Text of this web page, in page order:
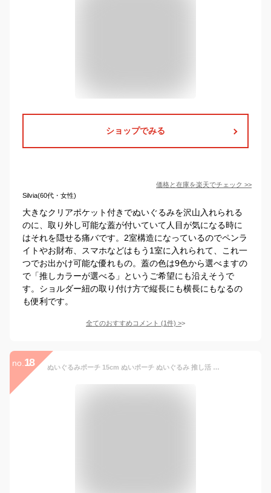
ショップでみる
価格と在庫を楽天でチェック >>
Silvia(60代・女性)
大きなクリアポケット付きでぬいぐるみを沢山入れられる
のに、取り外し可能な蓋が付いていて人目が気になる時に
はそれを隠せる痛バです。2室構造になっているのでペンラ
イトやお財布、スマホなどはもう1室に入れられて、これ一
つでお出かけ可能な優れもの。蓋の色は9色から選べますの
で「推しカラーが選べる」というご希望にも沿えそうで
す。ショルダー紐の取り付け方で縦長にも横長にもなるの
も便利です。
全てのおすすめコメント (1件) >
no. 18 ぬいぐるみポーチ 15cm ぬいポーチ ぬいぐるみ 推し活 ショルダー 透明 ポーチ 推し活グッズ クリア カラフル レディース クリアポーチ 推しカラー 痛バ 痛バッグ ちびぬいポーチ ケース オタ活グッズ ちいぬいケース 可愛い かわいい